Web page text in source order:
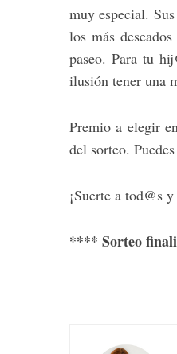
muy especial.
los más
paseo. Para tu
ilusión tener una
Premio a elegir
del sorteo.
¡Suerte a tod@s
**** Sorteo